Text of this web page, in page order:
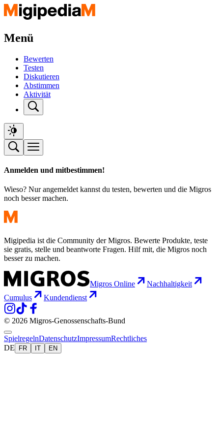
Menü
Bewerten
Testen
Diskutieren
Abstimmen
Aktivität
Anmelden und mitbestimmen!
Wieso? Nur angemeldet kannst du testen, bewerten und die Migros
noch besser machen.
Migipedia ist die Community der Migros. Bewerte Produkte, teste
sie gratis, stelle und beantworte Fragen. Hilf mit, die Migros noch
besser zu machen.
Migros Online
Nachhaltigkeit
Cumulus
Kundendienst
© 2026 Migros-Genossenschafts-Bund
SpielregelnDatenschutzImpressumRechtliches
DE
FR IT EN